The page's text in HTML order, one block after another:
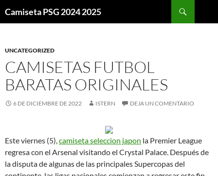
Camiseta PSG 2024 2025
UNCATEGORIZED
CAMISETAS FUTBOL
BARATAS ORIGINALES
6 DE DICIEMBRE DE 2022 ISTERN DEJA UN COMENTARIO
Este viernes (5),camiseta seleccion japon la Premier League
regresa con el Arsenal visitando el Crystal Palace. Después de
la disputa de algunas de las principales Supercopas del